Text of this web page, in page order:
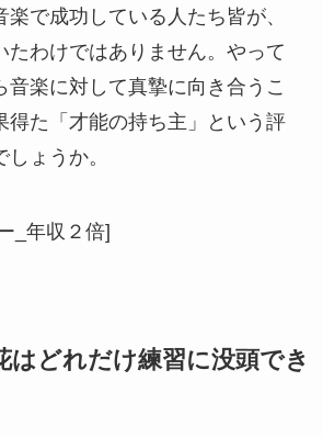
楽で成功している人たち皆が、
たわけではありません。やって
音楽に対して真摯に向き合うこ
得た「才能の持ち主」という評
ょうか。
_年収２倍]
はどれだけ練習に没頭でき